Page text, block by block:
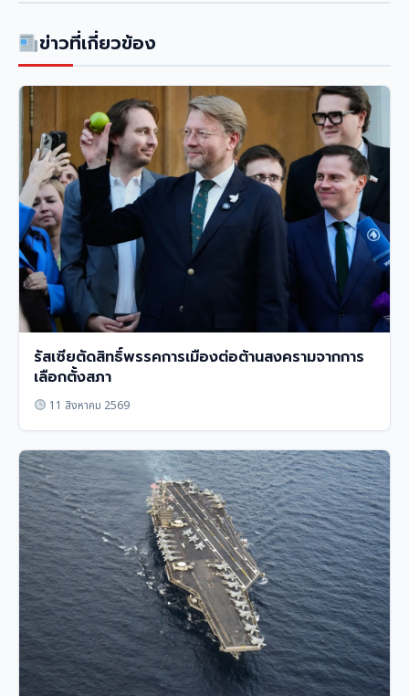
ข่าวที่เกี่ยวข้อง
รัสเซียตัดสิทธิ์พรรคการเมืองต่อต้านสงครามจากการ
เลือกตั้งสภา
11 สิงหาคม 2569